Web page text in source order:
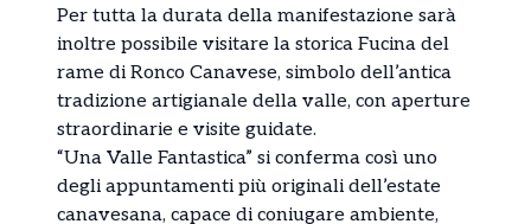
Per tutta la durata della manifestazione sarà
inoltre possibile visitare la storica Fucina del
rame di Ronco Canavese, simbolo dell’antica
tradizione artigianale della valle, con aperture
straordinarie e visite guidate.
“Una Valle Fantastica” si conferma così uno
degli appuntamenti più originali dell’estate
canavesana, capace di coniugare ambiente,